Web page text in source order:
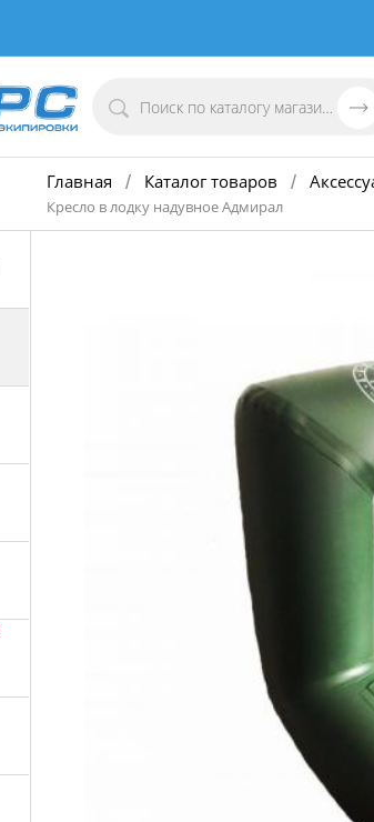
Главная / Каталог товаров /
Кресло в лодку надувное Адмирал